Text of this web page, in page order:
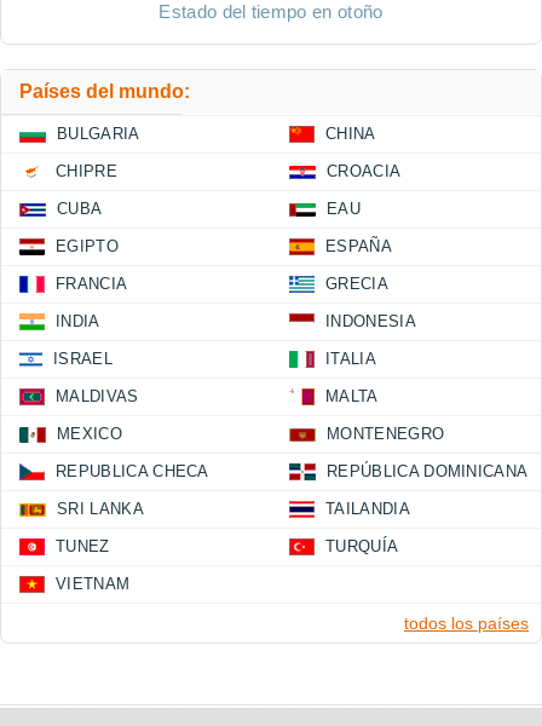
Estado del tiempo en otoño
Países del mundo:
BULGARIA CHINA
CHIPRE CROACIA
CUBA EAU
EGIPTO ESPAÑA
FRANCIA GRECIA
INDIA INDONESIA
ISRAEL ITALIA
MALDIVAS MALTA
MEXICO MONTENEGRO
REPUBLICA CHECA REPÚBLICA DOMINICANA
SRI LANKA TAILANDIA
TUNEZ TURQUÍA
VIETNAM
todos los países